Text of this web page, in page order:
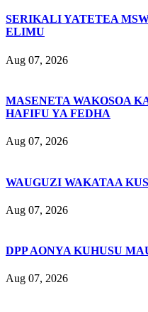
SERIKALI YATETEA
ELIMU
Aug 07, 2026
MASENETA WAKOSOA
HAFIFU YA FEDHA
Aug 07, 2026
WAUGUZI WAKATAA
Aug 07, 2026
DPP AONYA KUHUSU
Aug 07, 2026